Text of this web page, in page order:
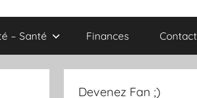
– Santé Finances Contact
Devenez Fan ;)